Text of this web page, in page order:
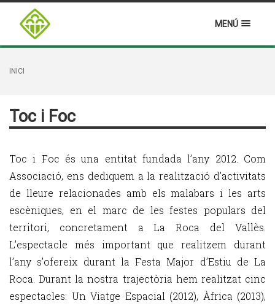
MENÚ
INICI
Toc i Foc
Toc i Foc és una entitat fundada l’any 2012. Com
Associació, ens dediquem a la realització d’activitats
de lleure relacionades amb els malabars i les arts
escèniques, en el marc de les festes populars del
territori, concretament a La Roca del Vallès.
L’espectacle més important que realitzem durant
l’any s’ofereix durant la Festa Major d’Estiu de La
Roca. Durant la nostra trajectòria hem realitzat cinc
espectacles: Un Viatge Espacial (2012), Àfrica (2013),